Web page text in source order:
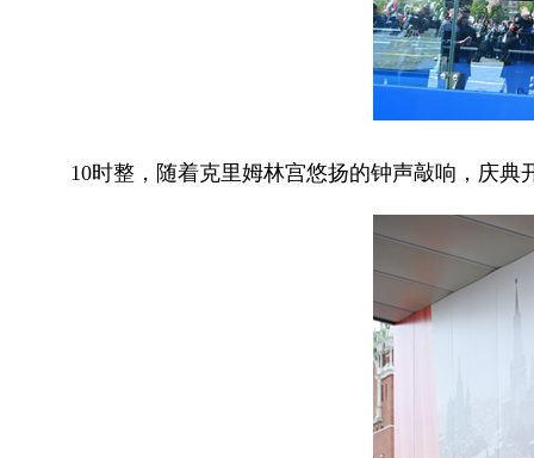
10时整，随着克里姆林宫悠扬的钟声敲响，庆